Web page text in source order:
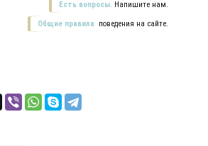
Есть вопросы. Напишите нам.
Общие правила поведения на сайте.